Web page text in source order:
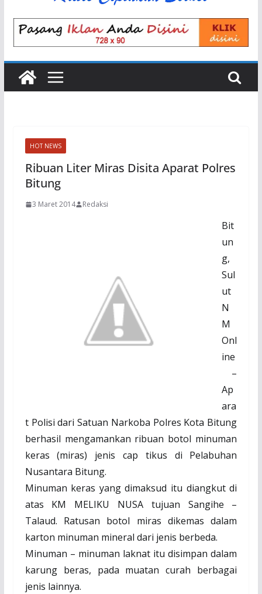
HOT NEWS
Ribuan Liter Miras Disita Aparat Polres
Bitung
3 Maret 2014 Redaksi
Bit
un
g,
Sul
ut
N
M
Onl
ine
–
Ap
ara
t Polisi dari Satuan Narkoba Polres Kota Bitung
berhasil mengamankan ribuan botol minuman
keras (miras) jenis cap tikus di Pelabuhan
Nusantara Bitung.
Minuman keras yang dimaksud itu diangkut di
atas KM MELIKU NUSA tujuan Sangihe –
Talaud. Ratusan botol miras dikemas dalam
karton minuman mineral dari jenis berbeda.
Minuman – minuman laknat itu disimpan dalam
karung beras, pada muatan curah berbagai
jenis lainnya.